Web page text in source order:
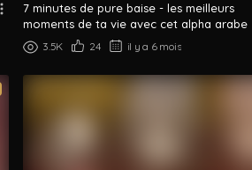
7 minutes de pure baise - les meilleurs
moments de ta vie avec cet alpha arabe
3.5K 24 il y a 6 mois